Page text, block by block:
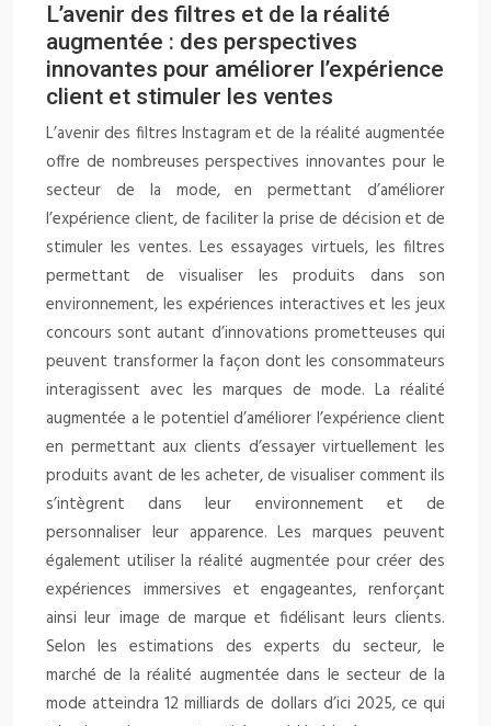
L’avenir des filtres et de la réalité
augmentée : des perspectives
innovantes pour améliorer l’expérience
client et stimuler les ventes
L’avenir des filtres Instagram et de la réalité augmentée
offre de nombreuses perspectives innovantes pour le
secteur de la mode, en permettant d’améliorer
l’expérience client, de faciliter la prise de décision et de
stimuler les ventes. Les essayages virtuels, les filtres
permettant de visualiser les produits dans son
environnement, les expériences interactives et les jeux
concours sont autant d’innovations prometteuses qui
peuvent transformer la façon dont les consommateurs
interagissent avec les marques de mode. La réalité
augmentée a le potentiel d’améliorer l’expérience client
en permettant aux clients d’essayer virtuellement les
produits avant de les acheter, de visualiser comment ils
s’intègrent dans leur environnement et de
personnaliser leur apparence. Les marques peuvent
également utiliser la réalité augmentée pour créer des
expériences immersives et engageantes, renforçant
ainsi leur image de marque et fidélisant leurs clients.
Selon les estimations des experts du secteur, le
marché de la réalité augmentée dans le secteur de la
mode atteindra 12 milliards de dollars d’ici 2025, ce qui